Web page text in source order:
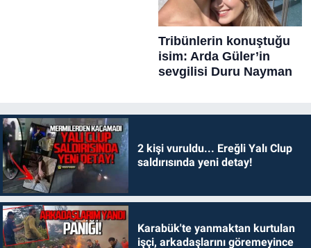
2 kişi vuruldu... Ereğli Yalı Clup
saldırısında yeni detay!
Karabük'te yanmaktan kurtulan
işçi, arkadaşlarını göremeyince